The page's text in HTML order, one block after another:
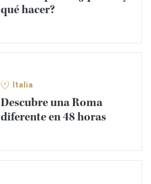
qué hacer?
Italia
Descubre una Roma
diferente en 48 horas